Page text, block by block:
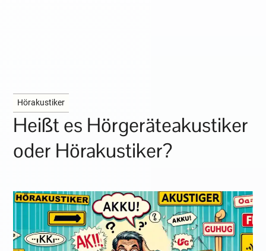
Hörakustiker
Heißt es Hörgeräteakustiker
oder Hörakustiker?